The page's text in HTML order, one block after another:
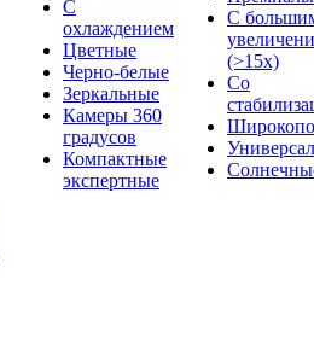
С
охлаждением
Цветные
Черно-белые
Зеркальные
Камеры 360
градусов
Компактные
экспертные
С
(>15x)
Со